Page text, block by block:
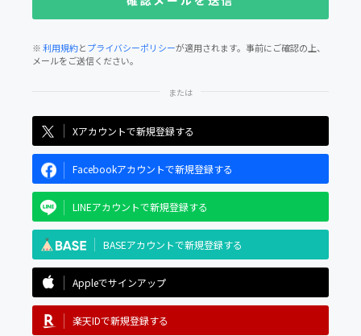
※利用規約とプライバシーポリシーが適用されます。事前にご確認の上、
メールをご送信ください。
Xアカウントで新規登録する
Facebookアカウントで新規登録する
LINEアカウントで新規登録する
BASEアカウントで新規登録する
Appleでサインアップ
楽天IDで新規登録する